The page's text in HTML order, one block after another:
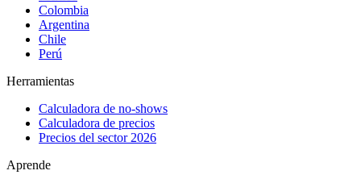
Colombia
Argentina
Chile
Perú
Herramientas
Calculadora de no-shows
Calculadora de precios
Precios del sector 2026
Aprende